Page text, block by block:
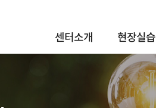
센터소개
현장실습